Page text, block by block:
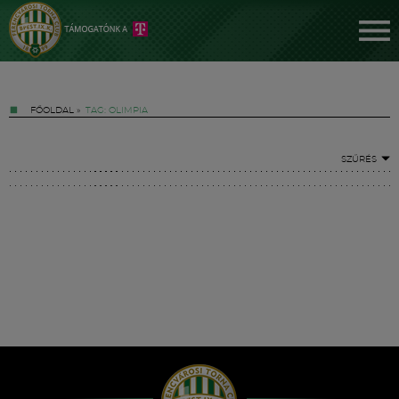
FŐOLDAL » TAG: OLIMPIA
SZŰRÉS
Hírek